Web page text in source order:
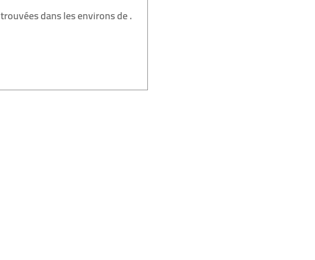
trouvées dans les environs de.